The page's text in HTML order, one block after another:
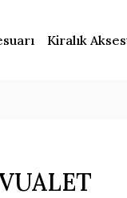
Kiralık